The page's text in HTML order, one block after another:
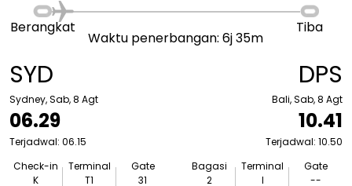
SYD
Sydney, Sab, 8 Agt
06.29
Terjadwal: 06.15
Check-in
K
Terminal
T1
Gate
31
Berangkat
Waktu penerbangan: 6j 35m
Tiba
DPS
Bali, Sab, 8 Agt
10.41
Terjadwal: 10.50
Bagasi
2
Terminal
I
Gate
--